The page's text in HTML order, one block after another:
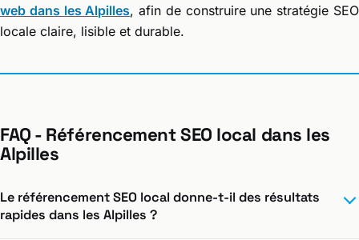
web dans les Alpilles, afin de construire une stratégie SEO
locale claire, lisible et durable.
FAQ - Référencement SEO local dans les
Alpilles
Le référencement SEO local donne-t-il des résultats
rapides dans les Alpilles ?